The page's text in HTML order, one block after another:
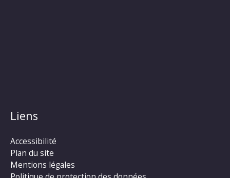
Liens
Accessibilité
Plan du site
Mentions légales